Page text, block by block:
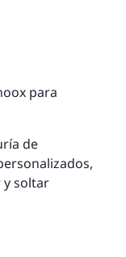
para
de
soltar